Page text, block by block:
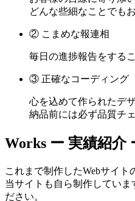
どんな些細なことでも
② こまめな報連相
毎日の進捗報告をする
③ 正確なコーディング
心を込めて作られたデ
納品前には必ず品質チ
Works ー 実績紹介
これまで制作したWebサイト
当サイトも自ら制作していま
ださい。